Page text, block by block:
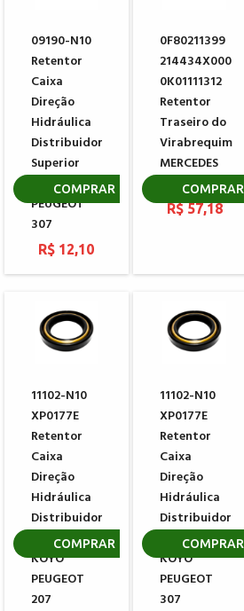
09190-N10
Retentor
Caixa
Direção
Hidráulica
Distribuidor
Superior
KOYO
PEUGEOT
307
R$ 12,10
COMPRAR
0F80211399
214434X000
0K01111312
Retentor
Traseiro do
Virabrequim
MERCEDES
BENZ
R$ 57,18
COMPRAR
11102-N10
XP0177E
Retentor
Caixa
Direção
Hidráulica
Distribuidor
Inferior
KOYO
PEUGEOT
207
COMPRAR
11102-N10
XP0177E
Retentor
Caixa
Direção
Hidráulica
Distribuidor
Inferior
KOYO
PEUGEOT
307
COMPRAR